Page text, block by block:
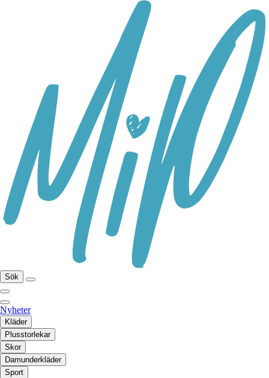
Sök
Nyheter
Kläder
Plusstorlekar
Skor
Damunderkläder
Sport